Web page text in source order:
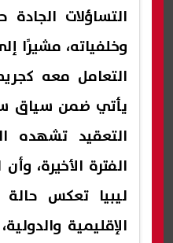
التساؤلات
وخلفياته، مشيرًا
التعامل معه
يأتي ضمن سياق
التعقيد تشهده
الفترة الأخيرة،
ليبيا تعكس
الإقليمية